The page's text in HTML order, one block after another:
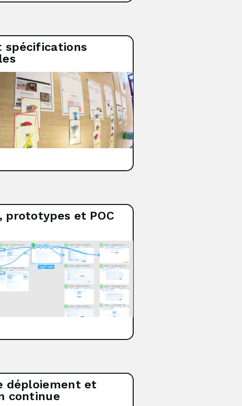
spécifications
prototypes et POC
déploiement et
continue